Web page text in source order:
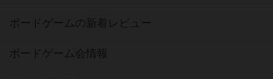
ボードゲームの新着レビュー
ボードゲーム会情報